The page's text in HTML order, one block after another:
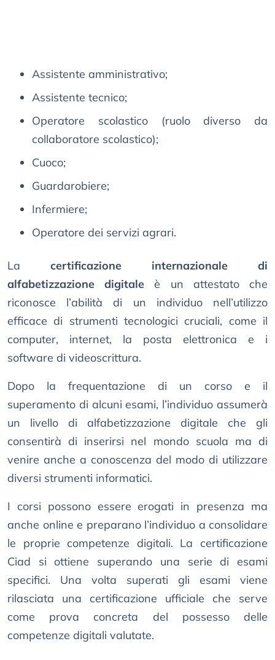
Assistente amministrativo;
Assistente tecnico;
Operatore scolastico (ruolo diverso da
collaboratore scolastico);
Cuoco;
Guardarobiere;
Infermiere;
Operatore dei servizi agrari.
La certificazione internazionale di
alfabetizzazione digitale è un attestato che
riconosce l’abilità di un individuo nell’utilizzo
efficace di strumenti tecnologici cruciali, come il
computer, internet, la posta elettronica e i
software di videoscrittura.
Dopo la frequentazione di un corso e il
superamento di alcuni esami, l’individuo assumerà
un livello di alfabetizzazione digitale che gli
consentirà di inserirsi nel mondo scuola ma di
venire anche a conoscenza del modo di utilizzare
diversi strumenti informatici.
I corsi possono essere erogati in presenza ma
anche online e preparano l’individuo a consolidare
le proprie competenze digitali. La certificazione
Ciad si ottiene superando una serie di esami
specifici. Una volta superati gli esami viene
rilasciata una certificazione ufficiale che serve
come prova concreta del possesso delle
competenze digitali valutate.